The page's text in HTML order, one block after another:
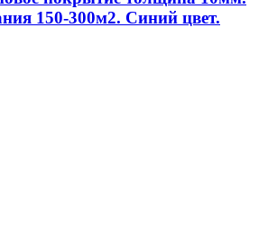
150-300м2. Синий цвет.